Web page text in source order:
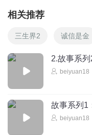
相关推荐
三生界2 诚信是金
2.故事系
beiyuan18
故事系列1
beiyuan18